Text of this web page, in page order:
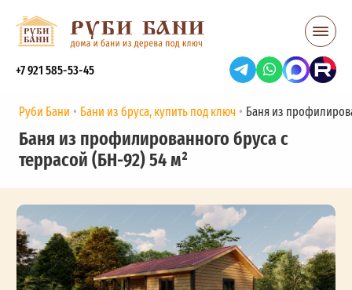
+7 921 585-53-45
Руби Бани Бани из бруса, купить под ключ Баня из
Баня из профилированного бруса с
террасой (БН-92) 54 м²